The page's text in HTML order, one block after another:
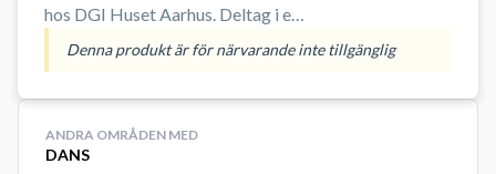
hos DGI Huset Aarhus. Deltag i en
dansetime fyldt med energi, glæde
og god musik – helt uden krav til
danseerfaring. Her handler det om
pulsen op i fællesskab med andre.
Denna produkt är för närvarande inte tillgänglig
ANDRA OMRÅDEN MED
DANS